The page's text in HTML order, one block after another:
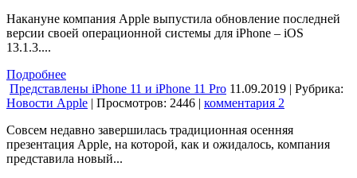
Накануне компания Apple выпустила обновление последней
версии своей операционной системы для iPhone – iOS
13.1.3....
Подробнее
Представлены iPhone 11 и iPhone 11 Pro 11.09.2019 | Рубрика:
Новости Apple | Просмотров: 2446 | комментария 2
Совсем недавно завершилась традиционная осенняя
презентация Apple, на которой, как и ожидалось, компания
представила новый...